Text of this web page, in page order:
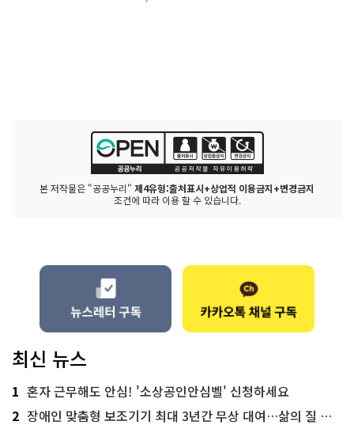
본 저작물은 "공공누리" 제4유형:출처표시+상업적 이용금지+변경금지
조건에 따라 이용 할 수 있습니다.
최신 뉴스
1 혼자 근무해도 안심! '소상공인안심벨' 신청하세요
2 장애인 맞춤형 보조기기 최대 3년간 무상 대여…삶의 질 높인다